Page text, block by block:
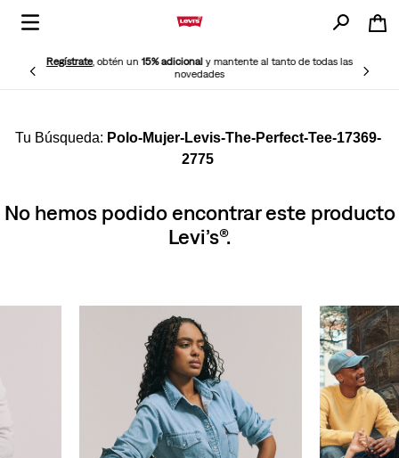
Regístrate, obtén un15% adicionaly mantente al tanto de todas las
novedades
Polo-Mujer-Levis-The-Perfect-Tee-17369-
2775
No hemos podido encontrar este producto
Levi’s®.